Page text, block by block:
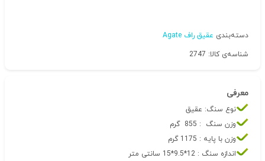
دسته‌بندی عقیق راف Agate
شناسه‌ی کالا: 2747
معرفی
نوع سنگ: عقیق
وزن سنگ : 855 گرم
وزن با پایه : 1175 گرم
اندازه سنگ : 12*9.5*15 سانتی متر